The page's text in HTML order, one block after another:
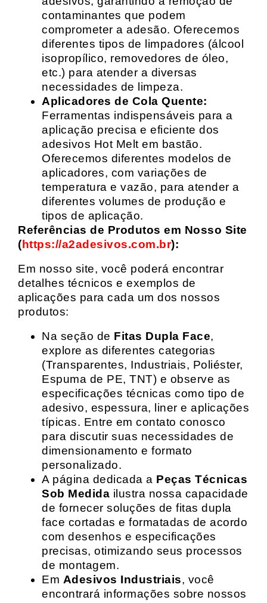
contaminantes que podem
comprometer a adesão. Oferecemos
diferentes tipos de limpadores (álcool
isopropílico, removedores de óleo,
etc.) para atender a diversas
necessidades de limpeza.
Aplicadores de Cola Quente:
Ferramentas indispensáveis para a
aplicação precisa e eficiente dos
adesivos Hot Melt em bastão.
Oferecemos diferentes modelos de
aplicadores, com variações de
temperatura e vazão, para atender a
diferentes volumes de produção e
tipos de aplicação.
Referências de Produtos em Nosso Site
(https://a2adesivos.com.br):
Em nosso site, você poderá encontrar
detalhes técnicos e exemplos de
aplicações para cada um dos nossos
produtos:
Na seção de Fitas Dupla Face,
explore as diferentes categorias
(Transparentes, Industriais, Poliéster,
Espuma de PE, TNT) e observe as
especificações técnicas como tipo de
adesivo, espessura, liner e aplicações
típicas. Entre em contato conosco
para discutir suas necessidades de
dimensionamento e formato
personalizado.
A página dedicada a Peças Técnicas
Sob Medida ilustra nossa capacidade
de fornecer soluções de fitas dupla
face cortadas e formatadas de acordo
com desenhos e especificações
precisas, otimizando seus processos
de montagem.
Em Adesivos Industriais, você
encontrará informações sobre nossos